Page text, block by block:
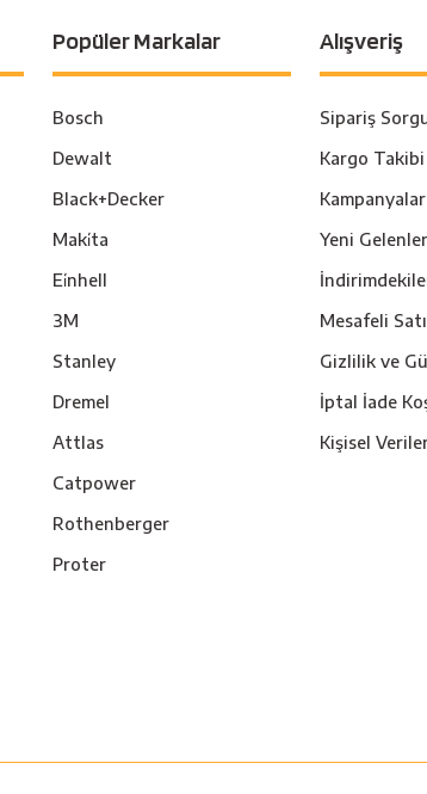
Popüler Markalar
Bosch
Dewalt
Black+Decker
Maki̇ta
Ei̇nhell
3M
Stanley
Dremel
Attlas
Catpower
Rothenberger
Proter
Alışveriş
Sipariş
Kargo Takibi
Kampanyalar
Yeni Gelenler
Mesafeli
Gizlilik ve
İptal İade
Kişisel